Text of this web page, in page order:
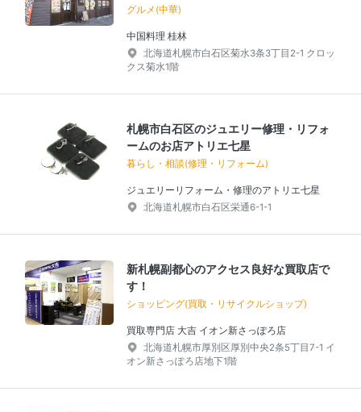
グルメ(中華)
中国料理 桂林
北海道札幌市白石区菊水3条3丁目2-1 クロッ
クス菊水1階
札幌市白石区のジュエリー修理・リフォ
ームのお店アトリエ七星
暮らし・相談(修理・リフォーム)
ジュエリーリフォーム・修理のアトリエ七星
北海道札幌市白石区栄通6-1-1
新札幌副都心のアクセス良好な買取店で
す！
ショッピング(買取・リサイクルショップ)
買取専門店 大吉 イオン新さっぽろ店
北海道札幌市厚別区厚別中央2条5丁目7-1 イ
オン新さっぽろ店地下1階